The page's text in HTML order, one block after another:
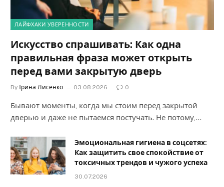
ЛАЙФХАКИ УВЕРЕННОСТИ
Искусство спрашивать: Как одна
правильная фраза может открыть
перед вами закрытую дверь
By Ірина Лисенко 03.08.2026 0
Бывают моменты, когда мы стоим перед закрытой
дверью и даже не пытаемся постучать. Не потому,…
Эмоциональная гигиена в соцсетях:
Как защитить свое спокойствие от
токсичных трендов и чужого успеха
30.07.2026